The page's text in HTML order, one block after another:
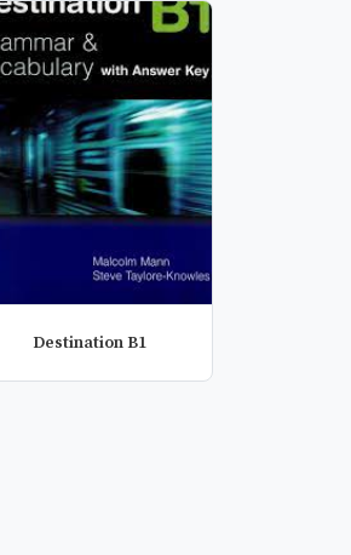
Destination B1